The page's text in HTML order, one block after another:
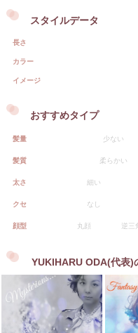
スタイルデータ
長さ
カラー
イメージ
おすすめタイプ
髪量 少ない
髪質 柔らかい
太さ 細い
クセ なし
顔型 丸顔 逆三
YUKIHARU ODA(代表)